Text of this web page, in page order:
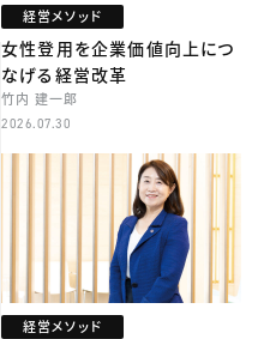
経営メソッド
女性登用を企業価値向上につ
なげる経営改革
竹内 建一郎
2026.07.30
経営メソッド